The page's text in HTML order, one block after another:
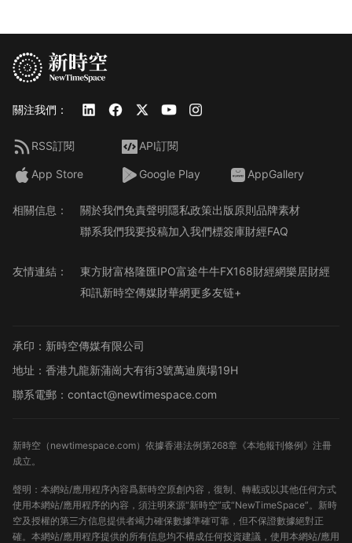
關注我們：
RSS訂閱 API訂閱
App Store Google Play AppGallery
相關信息： 關於我們免責聲明隱私政策出版原則品牌素材
聯系我們我要投稿加入我們標簽庫財經FAQ
友情連結： 東方財富格隆匯IPO富途牛牛FX168財經網樂居財經
和訊新時空傳媒財華網更多友链+
承印：新時空傳媒有限公司
地址：香港九龍新蒲崗大有街3號萬迪廣場19H
聯系電郵：contact@newtimespace.com
新時空（ newtimespace.com）依據香港法例第268章《本地報刊條例》注冊
成立。
聲明：本網站/應用程序內容爲新時空原創內容，復制、轉載或以其他任何方式
使用本網站/應用程序的內容，須注明來源“新時空”或“NewTimeSpace”。新時
空及授權的第三方信息提供者竭力確保數據準確可靠，但不保證數據絕對正
確。本網站/應用程序提供的所有信息均不構成任何投資建議，使用本網站/應用